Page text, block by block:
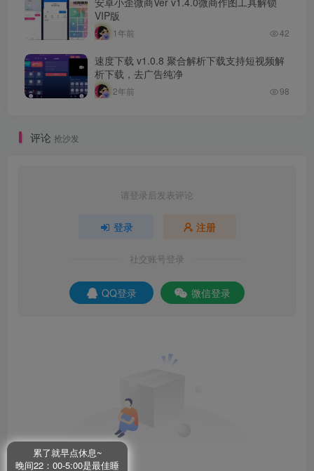
VIP版
1年前 42
速度下载 v1.0.8 聚合解析下载支持短视频解
析下载，去广告纯净
2年前 98
评论 抢沙发
请登录后发表评论
登录 注册
社交账号登录
QQ登录 微信登录
累了就早点休息~
晚间22：00-5:00是最佳睡